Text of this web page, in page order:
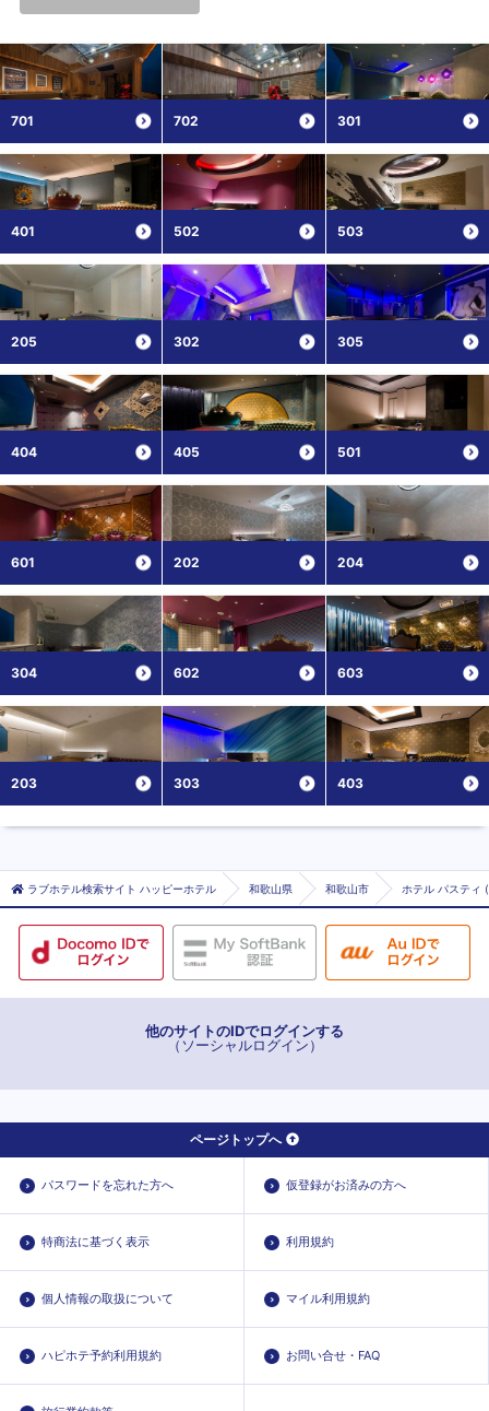
701 702 301
401 502 503
205 302 305
404 405 501
601 202 204
304 602 603
203 303 403
ラブホテル検索サイト ハッピーホテル 和歌山県 和歌山市 ホテル パスティ
他のサイトのIDでログインする
（ソーシャルログイン）
ページトップへ
パスワードを忘れた方へ 仮登録がお済みの方へ
特商法に基づく表示 利用規約
個人情報の取扱について マイル利用規約
ハピホテ予約利用規約 お問い合せ・FAQ